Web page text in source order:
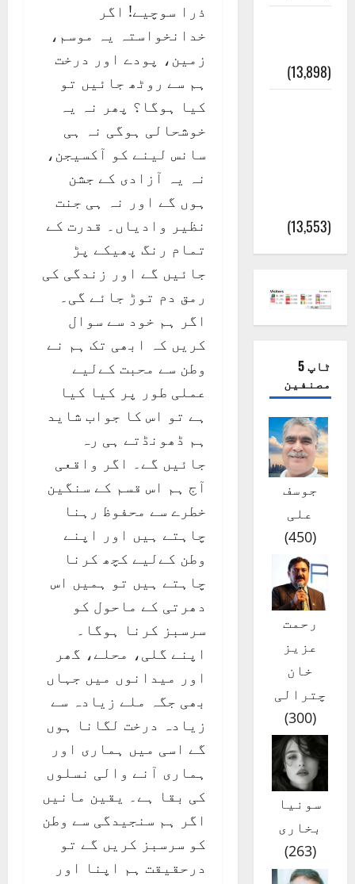
ذرا سوچیے! اگر
خدانخواستہ یہ موسم،
زمین، پودے اور درخت
ہم سے روٹھ جائیں تو
کیا ہوگا؟ پھر نہ یہ
خوشحالی ہوگی نہ ہی
سانس لینے کو آکسیجن،
نہ یہ آزادی کے جشن
ہوں گے اور نہ ہی جنت
نظیر وادیاں۔ قدرت کے
تمام رنگ پھیکے پڑ
جائیں گے اور زندگی کی
رمق دم توڑ جائے گی۔
اگر ہم خود سے سوال
کریں کہ ابھی تک ہم نے
وطن سے محبت کےلیے
عملی طور پر کیا کیا
ہے تو اس کا جواب شاید
ہم ڈھونڈتے ہی رہ
جائیں گے۔ اگر واقعی
آج ہم اس قسم کے سنگین
خطرے سے محفوظ رہنا
چاہتے ہیں اور اپنے
وطن کےلیے کچھ کرنا
چاہتے ہیں تو ہمیں اس
دھرتی کے ماحول کو
سرسبز کرنا ہوگا۔
اپنے گلی، محلے، گھر
اور میدانوں میں جہاں
بھی جگہ ملے زیادہ سے
زیادہ درخت لگانا ہوں
گے اسی میں ہماری اور
ہماری آنے والی نسلوں
کی بقا ہے۔ یقین مانیں
اگر ہم سنجیدگی سے وطن
کو سرسبز کریں گے تو
درحقیقت ہم اپنا اور
(13,898)
(13,553)
ٹاپ 5
مصنفین
جوسف
علی
(
450
)
رحمت
عزیز
خان
چترالی
(
300
)
سونیا
بخاری
(
263
)